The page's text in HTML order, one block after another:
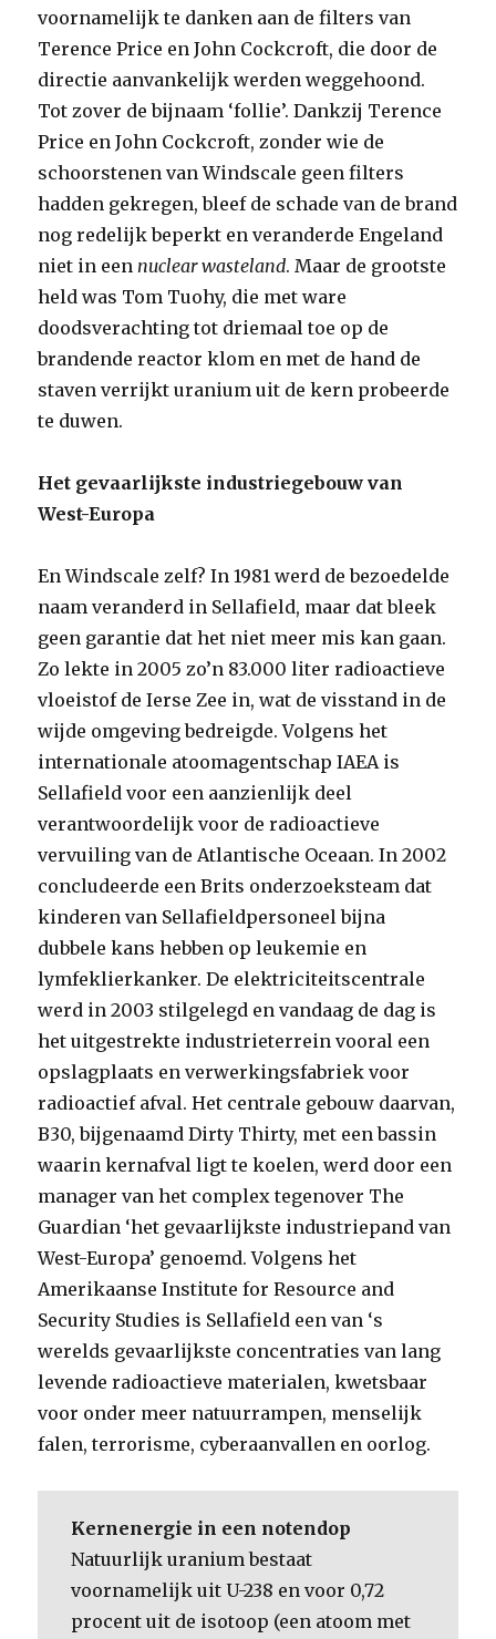
voornamelijk te danken aan de filters van
Terence Price en John Cockcroft, die door de
directie aanvankelijk werden weggehoond.
Tot zover de bijnaam ‘follie’. Dankzij Terence
Price en John Cockcroft, zonder wie de
schoorstenen van Windscale geen filters
hadden gekregen, bleef de schade van de brand
nog redelijk beperkt en veranderde Engeland
niet in eennuclear wasteland. Maar de grootste
held was Tom Tuohy, die met ware
doodsverachting tot driemaal toe op de
brandende reactor klom en met de hand de
staven verrijkt uranium uit de kern probeerde
te duwen.
Het gevaarlijkste industriegebouw van
West-Europa
En Windscale zelf? In 1981 werd de bezoedelde
naam veranderd in Sellafield, maar dat bleek
geen garantie dat het niet meer mis kan gaan.
Zo lekte in 2005 zo’n 83.000 liter radioactieve
vloeistof de Ierse Zee in, wat de visstand in de
wijde omgeving bedreigde. Volgens het
internationale atoomagentschap IAEA is
Sellafield voor een aanzienlijk deel
verantwoordelijk voor de radioactieve
vervuiling van de Atlantische Oceaan. In 2002
concludeerde een Brits onderzoeksteam dat
kinderen van Sellafieldpersoneel bijna
dubbele kans hebben op leukemie en
lymfeklierkanker. De elektriciteitscentrale
werd in 2003 stilgelegd en vandaag de dag is
het uitgestrekte industrieterrein vooral een
opslagplaats en verwerkingsfabriek voor
radioactief afval. Het centrale gebouw daarvan,
B30, bijgenaamd Dirty Thirty, met een bassin
waarin kernafval ligt te koelen, werd door een
manager van het complex tegenover The
Guardian ‘het gevaarlijkste industriepand van
West-Europa’ genoemd. Volgens het
Amerikaanse Institute for Resource and
Security Studies is Sellafield een van ‘s
werelds gevaarlijkste concentraties van lang
levende radioactieve materialen, kwetsbaar
voor onder meer natuurrampen, menselijk
falen, terrorisme, cyberaanvallen en oorlog.
Kernenergie in een notendop
Natuurlijk uranium bestaat
voornamelijk uit U-238 en voor 0,72
procent uit de isotoop (een atoom met